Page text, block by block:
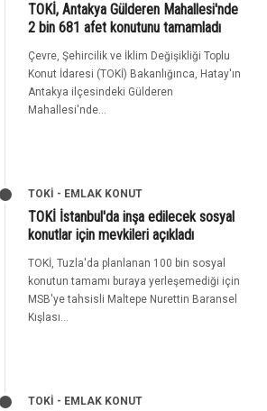
TOKİ, Antakya Gülderen Mahallesi'nde
2 bin 681 afet konutunu tamamladı
Çevre, Şehircilik ve İklim Değişikliği Toplu
Konut İdaresi (TOKİ) Bakanlığınca, Hatay'ın
Antakya ilçesindeki Gülderen
Mahallesi'nde...
TOKİ - EMLAK KONUT
TOKİ İstanbul'da inşa edilecek sosyal
konutlar için mevkileri açıkladı
TOKİ, Tuzla'da planlanan 100 bin sosyal
konutun tamamı buraya yerleşemediği için
MSB'ye tahsisli Maltepe Nurettin Baransel
Kışlası...
TOKİ - EMLAK KONUT